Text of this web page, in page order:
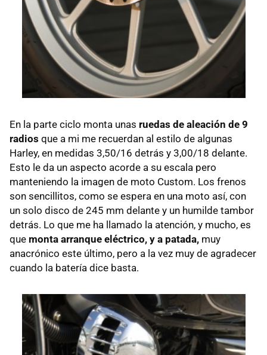
En la parte ciclo monta unas ruedas de aleación de 9
radios que a mi me recuerdan al estilo de algunas
Harley, en medidas 3,50/16 detrás y 3,00/18 delante.
Esto le da un aspecto acorde a su escala pero
manteniendo la imagen de moto Custom. Los frenos
son sencillitos, como se espera en una moto así, con
un solo disco de 245 mm delante y un humilde tambor
detrás. Lo que me ha llamado la atención, y mucho, es
que monta arranque eléctrico, y a patada, muy
anacrónico este último, pero a la vez muy de agradecer
cuando la batería dice basta.